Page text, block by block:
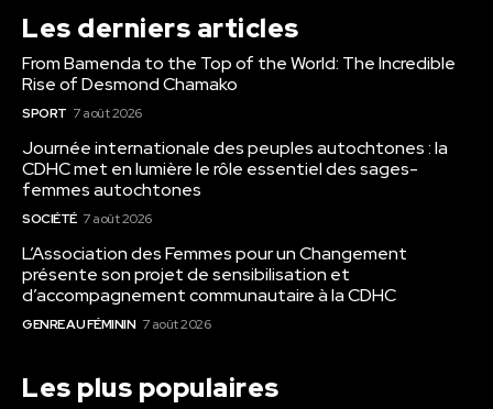
Les derniers articles
From Bamenda to the Top of the World: The Incredible
Rise of Desmond Chamako
SPORT 7 août 2026
Journée internationale des peuples autochtones : la
CDHC met en lumière le rôle essentiel des sages-
femmes autochtones
SOCIÉTÉ 7 août 2026
L’Association des Femmes pour un Changement
présente son projet de sensibilisation et
d’accompagnement communautaire à la CDHC
GENRE AU FÉMININ 7 août 2026
Les plus populaires